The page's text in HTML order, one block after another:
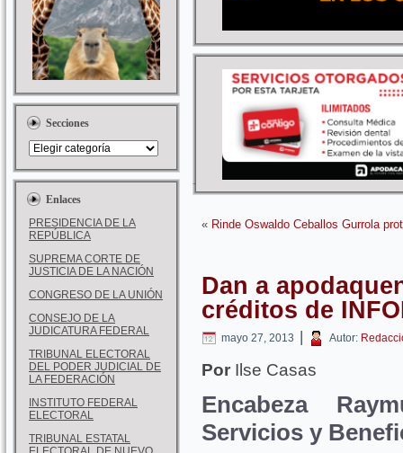
Secciones
Enlaces
PRESIDENCIA DE LA
REPÚBLICA
SUPREMA CORTE DE
JUSTICIA DE LA NACIÓN
CONGRESO DE LA UNIÓN
CONSEJO DE LA
JUDICATURA FEDERAL
TRIBUNAL ELECTORAL
DEL PODER JUDICIAL DE
LA FEDERACIÓN
INSTITUTO FEDERAL
ELECTORAL
TRIBUNAL ESTATAL
« Rinde Oswaldo Ceballos Gurrola
Dan a
créditos de
mayo 27, 2013 | Autor:
Por Ilse Casas
Encabeza
Servicios y